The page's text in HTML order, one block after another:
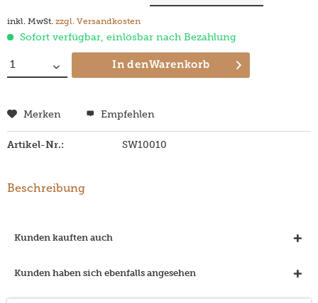
inkl. MwSt. zzgl. Versandkosten
Sofort verfügbar, einlösbar nach Bezahlung
In denWarenkorb
Merken Empfehlen
Artikel-Nr.: SW10010
Beschreibung
Kunden kauften auch
Kunden haben sich ebenfalls angesehen